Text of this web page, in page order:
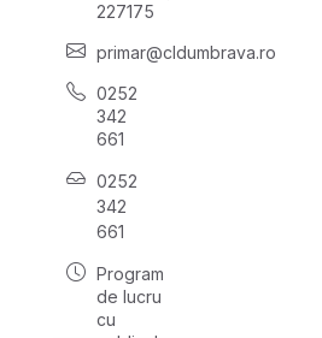
227175
primar@cldumbrava.ro
0252
342
661
0252
342
661
Program
de lucru
cu